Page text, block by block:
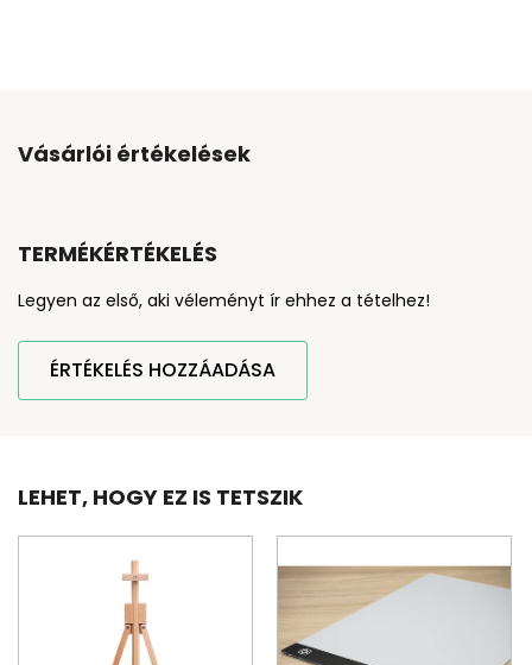
Vásárlói értékelések
TERMÉKÉRTÉKELÉS
Legyen az első, aki véleményt ír ehhez a tételhez!
ÉRTÉKELÉS HOZZÁADÁSA
LEHET, HOGY EZ IS TETSZIK